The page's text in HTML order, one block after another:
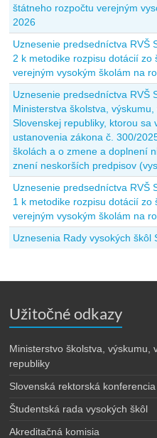
štátneho rozpočtu verejným
2026
Uznesenie predsedníctva RVŠ
2 k metodike rozpisu dotácií zo
verejným vysokým školám na
Uznesenie predsedníctva RVŠ
Ministerstva školstva,
Slovenskej republiky, ktorou sa
ustanovenia zákona č. 300/
školách a o zmene a doplnení
znení neskorších predpisov
Uznesenie predsedníctva RVŠ
1 k metodike rozpisu dotácií zo
verejným vysokým školám na
Uznesenia Rady vysokých škôl
Užitočné odkazy
Ministerstvo školstva, výskumu,
republiky
Slovenská rektorská konferencia
Študentská rada vysokých škôl
Akreditačná komisia